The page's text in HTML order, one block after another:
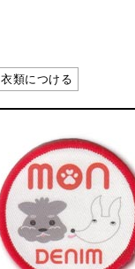
衣類につける